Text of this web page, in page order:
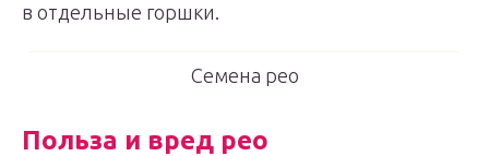
в отдельные горшки.
Семена рео
Польза и вред рео